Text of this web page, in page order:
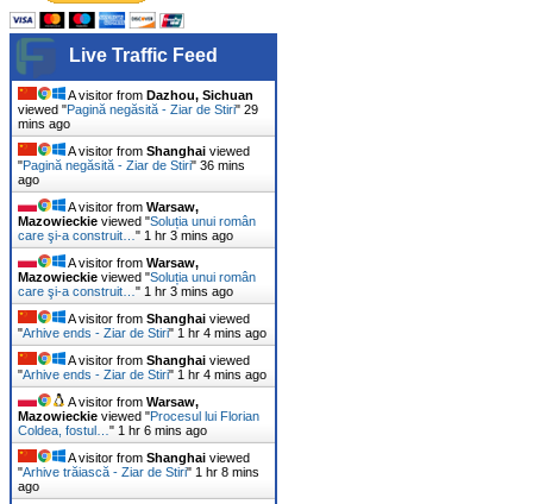
Live Traffic Feed
A visitor from Dazhou, Sichuan
viewed "Pagină negăsită - Ziar de Stiri" 29
mins ago
A visitor from Shanghai viewed
"Pagină negăsită - Ziar de Stiri" 36 mins
ago
A visitor from Warsaw,
Mazowieckie viewed "Soluția unui român
care şi-a construit… " 1 hr 3 mins ago
A visitor from Warsaw,
Mazowieckie viewed "Soluția unui român
care şi-a construit… " 1 hr 3 mins ago
A visitor from Shanghai viewed
"Arhive ends - Ziar de Stiri" 1 hr 4 mins ago
A visitor from Shanghai viewed
"Arhive ends - Ziar de Stiri" 1 hr 4 mins ago
A visitor from Warsaw,
Mazowieckie viewed "Procesul lui Florian
Coldea, fostul… " 1 hr 6 mins ago
A visitor from Shanghai viewed
"Arhive trăiască - Ziar de Stiri" 1 hr 8 mins
ago